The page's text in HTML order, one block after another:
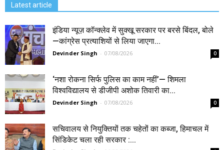
Latest article
इंडिया न्यूज़ कॉन्क्लेव में सुक्खू सरकार पर बरसे बिंदल, बोले
—कांग्रेस प्रत्याशियों से लिया जाएगा...
Devinder Singh - 07/08/2026 0
‘नशा रोकना सिर्फ पुलिस का काम नहीं’— शिमला
विश्वविद्यालय से डीजीपी अशोक तिवारी का...
Devinder Singh - 07/08/2026 0
सचिवालय से नियुक्तियों तक चहेतों का कब्जा, हिमाचल में
सिंडिकेट चला रही सरकार :...